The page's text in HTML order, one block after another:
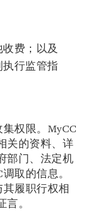
费；以及
行监管指
集权限。MyCC
关的资料、详
部门、法定机
取的信息。
履职行权相
言。